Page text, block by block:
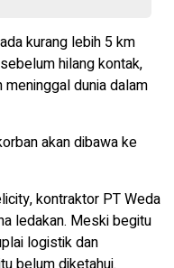
kurang lebih 5 km
hilang kontak,
dunia dalam
akan dibawa ke
kontraktor PT Weda
ledakan. Meski begitu
logistik dan